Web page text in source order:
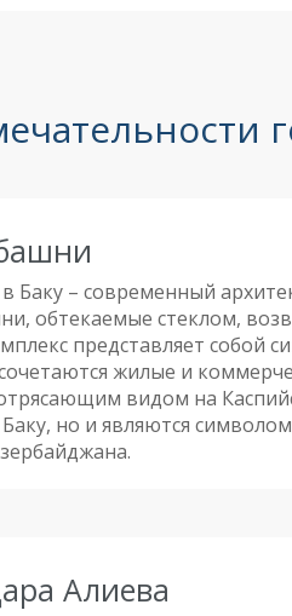
Баку – современный
обтекаемые стеклом,
представляет собой
жилые и
видом на
но и являются
Алиева